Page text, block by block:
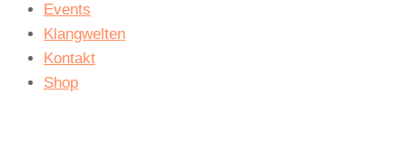
Events
Klangwelten
Kontakt
Shop